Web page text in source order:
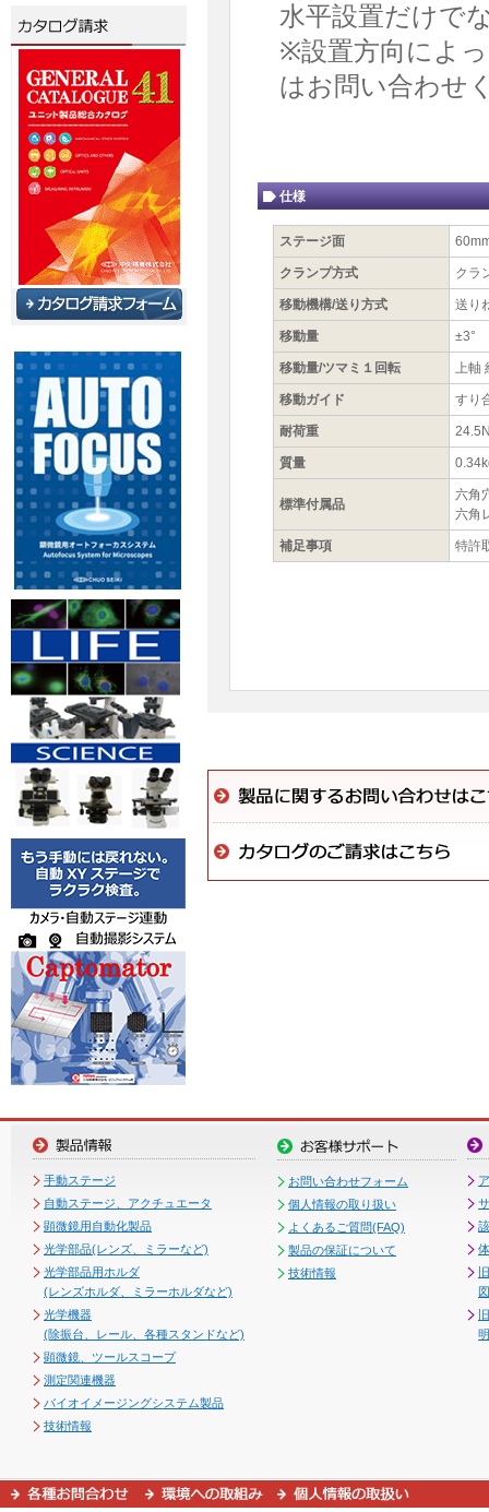
水平設置だけで
※設置方向によ
はお問い合わせ
仕様
ステージ面
クランプ方式 クラ
移動機構/送り方式 送り
移動量 ±3°
移動量/ツマミ１回転 上軸
移動ガイド すり
耐荷重
質量
標準付属品
六角
六角
補足事項 特許
手動ステージ
自動ステージ、アクチュエータ
顕微鏡用自動化製品
光学部品(レンズ、ミラーなど)
光学部品用ホルダ
(レンズホルダ、ミラーホルダなど)
光学機器
(除振台、レール、各種スタンドなど)
顕微鏡、ツールスコープ
測定関連機器
バイオイメージングシステム製品
技術情報
お問い合わせフォーム
個人情報の取り扱い
よくあるご質問(FAQ)
製品の保証について
技術情報